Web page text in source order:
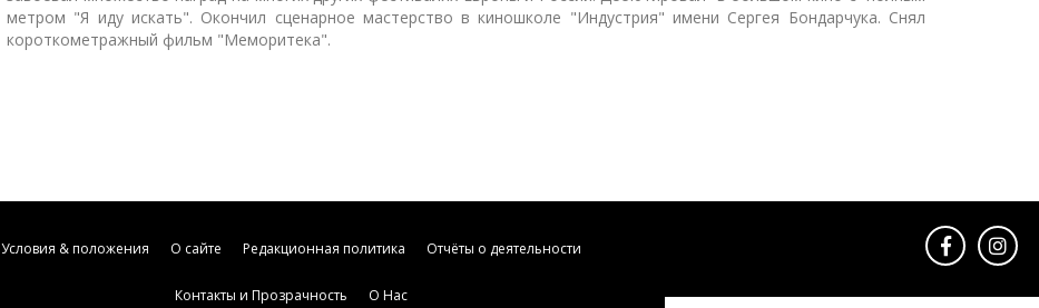
метром "Я иду искать". Окончил сценарное мастерство в киношколе "Индустрия" имени Сергея Бондарчука. Снял
короткометражный фильм "Меморитека".
Условия & положения О сайте Редакционная политика Отчёты о деятельности
Контакты и Прозрачность О Нас